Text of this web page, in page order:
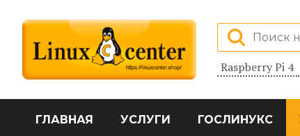
Raspberry Pi 4
ГЛАВНАЯ УСЛУГИ ГОСЛИНУКС